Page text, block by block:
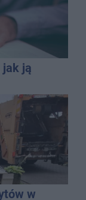
jak ją
w